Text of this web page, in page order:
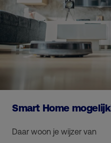
Smart Home
Daar woon je wijzer van